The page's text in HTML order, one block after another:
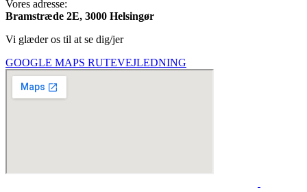
Vores adresse:
Bramstræde 2E, 3000 Helsingør
Vi glæder os til at se dig/jer
GOOGLE MAPS RUTEVEJLEDNING